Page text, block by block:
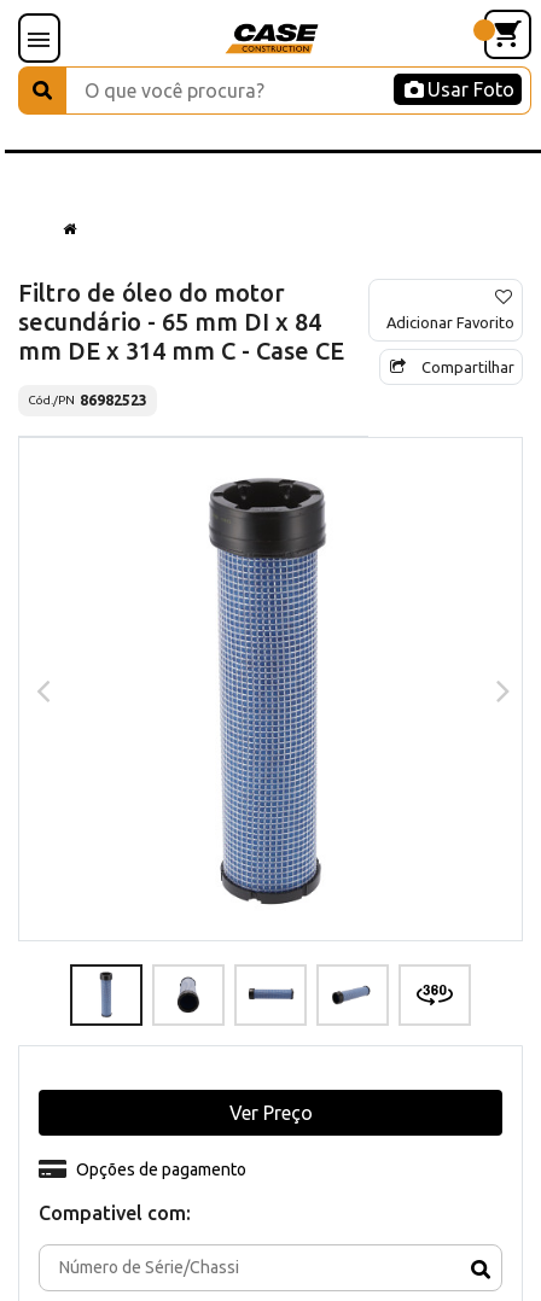
Usar Foto
Filtro de óleo do motor
secundário - 65 mm DI x 84
mm DE x 314 mm C - Case CE
Cód./PN 86982523
Adicionar Favorito
Compartilhar
Compativel com:
Opções de pagamento
Ver Preço